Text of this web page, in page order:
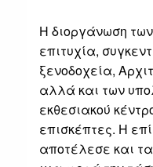
Η διοργάνωση
επιτυχία,
ξενοδοχεία,
αλλά και των
εκθεσιακού
επισκέπτες. Η
αποτέλεσε και